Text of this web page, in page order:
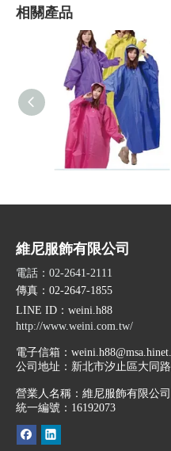
相關產品
東-登山龍太空雨衣
維尼服飾有限公司
電話：02-2641-2111
傳真：02-2647-1855
LINE ID ：weini.h88
http://www.weini.com.tw/
電子信箱：
公司地址： 新北市汐止區大同
營業人名稱：維尼服飾有限公司
統一編號：16192073